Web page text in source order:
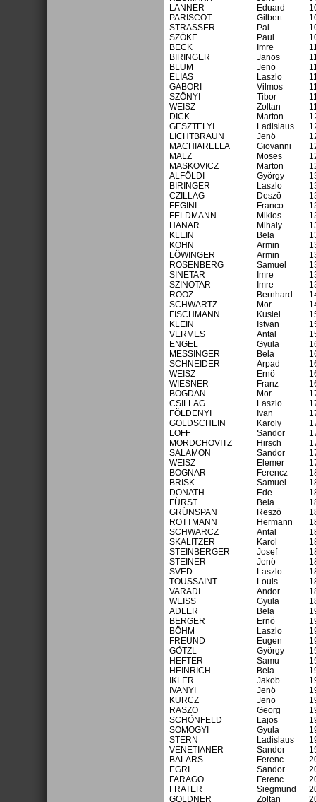
LANNER
Eduard
PARISCOT
Gilbert
STRASSER
Pal
SZÖKE
Paul
BECK
Imre
BIRINGER
Janos
BLUM
Jenö
ELIAS
Laszlo
GABORI
Vilmos
SZÖNYI
Tibor
WEISZ
Zoltan
DICK
Marton
GESZTELYI
Ladislaus
LICHTBRAUN
Jenö
MACHIARELLA
Giovanni
MALZ
Moses
MASKOVICZ
Marton
ALFÖLDI
György
BIRINGER
Laszlo
CZILLAG
Deszö
FEGINI
Franco
FELDMANN
Miklos
HANAR
Mihaly
KLEIN
Bela
KOHN
Armin
LÖWINGER
Armin
ROSENBERG
Samuel
SINETAR
Imre
SZINOTAR
Imre
ROOZ
Bernhard
SCHWARTZ
Mor
FISCHMANN
Kusiel
KLEIN
Istvan
VERMES
Antal
ENGEL
Gyula
MESSINGER
Bela
SCHNEIDER
Arpad
WEISZ
Ernö
WIESNER
Franz
BOGDAN
Mor
CSILLAG
Laszlo
FÖLDENYI
Ivan
GOLDSCHEIN
Karoly
LOFF
Sandor
MORDCHOVITZ
Hirsch
SALAMON
Sandor
WEISZ
Elemer
BOGNAR
Ferencz
BRISK
Samuel
DONATH
Ede
FÜRST
Bela
GRÜNSPAN
Reszö
ROTTMANN
Hermann
SCHWARCZ
Antal
SKALITZER
Karol
STEINBERGER
Josef
STEINER
Jenö
SVED
Laszlo
TOUSSAINT
Louis
VARADI
Andor
WEISS
Gyula
ADLER
Bela
BERGER
Ernö
BÖHM
Laszlo
FREUND
Eugen
GÖTZL
György
HEFTER
Samu
HEINRICH
Bela
IKLER
Jakob
IVANYI
Jenö
KURCZ
Jenö
RASZO
Georg
SCHÖNFELD
Lajos
SOMOGYI
Gyula
STERN
Ladislaus
VENETIANER
Sandor
BALARS
Ferenc
EGRI
Sandor
FARAGO
Ferenc
FRATER
Siegmund
GOLDNER
Zoltan